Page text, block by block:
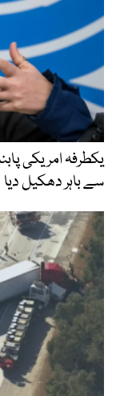
یکطرفہ امریکی
سے باہر دھکیل دیا